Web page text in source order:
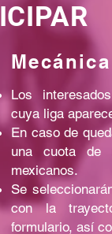
Los
cuya liga
En caso de
una cuota de
mexicanos.
Se
con la
formulario, así